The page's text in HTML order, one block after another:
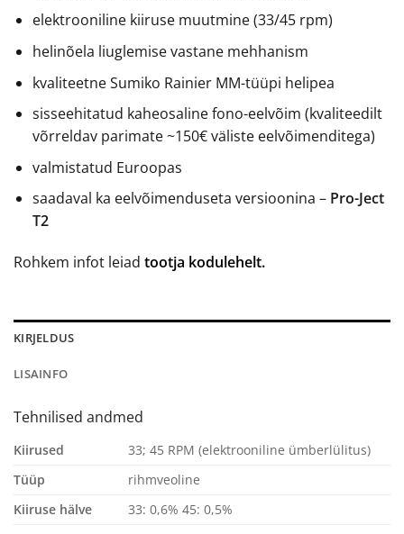
elektrooniline kiiruse muutmine (33/45 rpm)
helinõela liuglemise vastane mehhanism
kvaliteetne Sumiko Rainier MM-tüüpi helipea
sisseehitatud kaheosaline fono-eelvõim (kvaliteedilt
võrreldav parimate ~150€ väliste eelvõimenditega)
valmistatud Euroopas
saadaval ka eelvõimenduseta versioonina – Pro-Ject
T2
Rohkem infot leiad tootja kodulehelt.
KIRJELDUS
LISAINFO
Tehnilised andmed
Kiirused
33; 45 RPM (elektrooniline ümberlülitus)
Tüüp
rihmveoline
Kiiruse hälve
33: 0,6% 45: 0,5%